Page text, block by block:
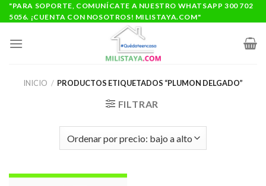
Saltar
al
"PARA SOPORTE, COMUNÍCATE A NUESTRO WHATSAPP 300 702
5056. ¡CUENTA CON NOSOTROS! MILISTAYA.COM"
INICIO / PRODUCTOS ETIQUETADOS “PLUMON DELGADO”
FILTRAR